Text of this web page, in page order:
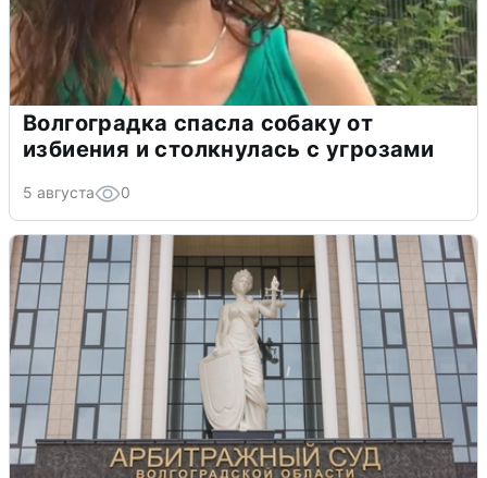
Волгоградка спасла собаку от
избиения и столкнулась с угрозами
5 августа 0